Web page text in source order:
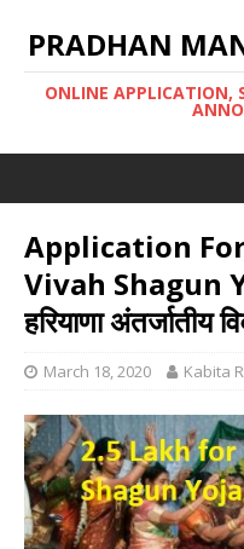
PRADHAN
ONLINE APPLICATION,
Application
Vivah Shagun
हरियाणा अंतर्जातीय
March 18, 2020 Kabita